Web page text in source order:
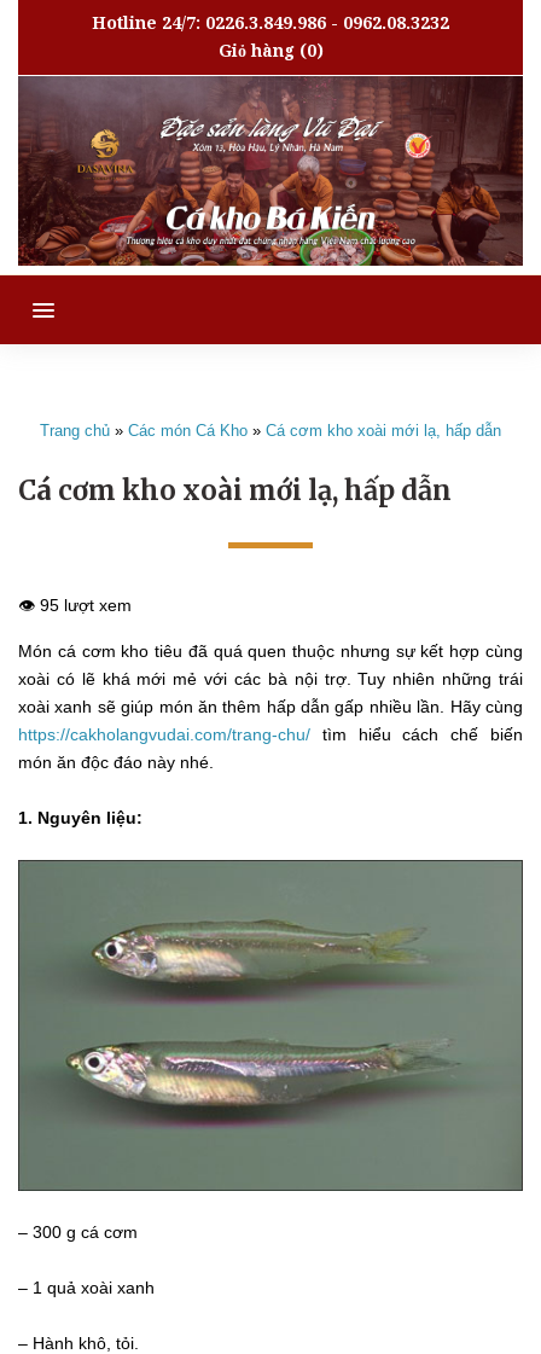
Hotline 24/7: 0226.3.849.986 - 0962.08.3232
Giỏ hàng(0)
MENU
Trang chủ » Các món Cá Kho » Cá cơm kho xoài mới lạ, hấp dẫn
Cá cơm kho xoài mới lạ, hấp dẫn
👁️ 95 lượt xem
Món cá cơm kho tiêu đã quá quen thuộc nhưng sự kết hợp cùng
xoài có lẽ khá mới mẻ với các bà nội trợ. Tuy nhiên những trái
xoài xanh sẽ giúp món ăn thêm hấp dẫn gấp nhiều lần. Hãy cùng
https://cakholangvudai.com/trang-chu/
tìm hiểu cách chế biến
món ăn độc đáo này nhé.
1. Nguyên liệu:
– 300 g cá cơm
– 1 quả xoài xanh
– Hành khô, tỏi.